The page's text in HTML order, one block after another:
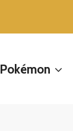
Pokémon